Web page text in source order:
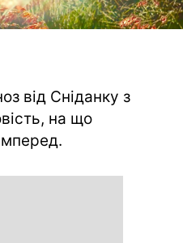
від Сніданку з
на що